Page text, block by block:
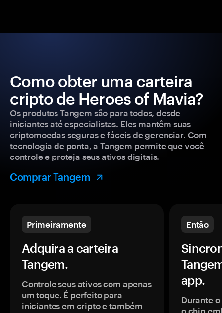
Como obter uma carteira
cripto de Heroes of Mavia?
Os produtos Tangem são para todos, desde
iniciantes até especialistas. Eles mantêm suas
criptomoedas seguras e fáceis de gerenciar. Com
tecnologia de ponta, a Tangem permite que você
controle e proteja seus ativos digitais.
Comprar Tangem
Primeiramente
Adquira a carteira
Tangem.
Controle seus ativos com apenas
um toque. É perfeito para
iniciantes em cripto e também
Então
app.
Durante
o chip